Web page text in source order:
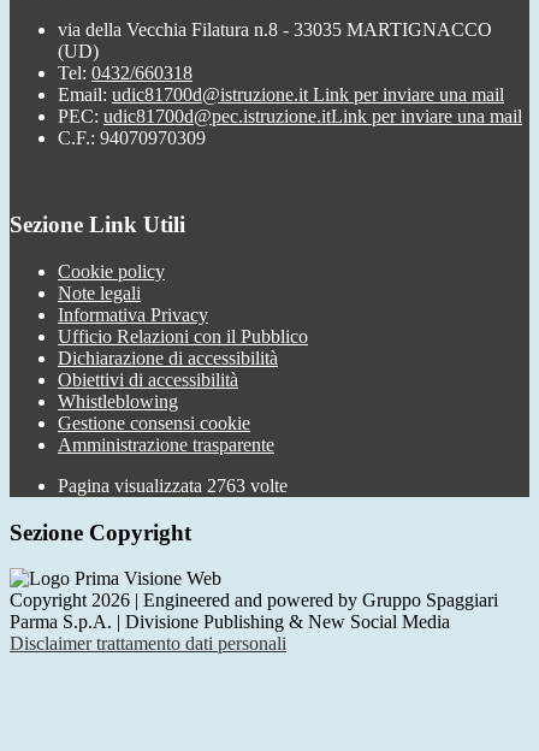
via della Vecchia Filatura n.8 - 33035 MARTIGNACCO
(UD)
Tel: 0432/660318
Email: udic81700d@istruzione.it Link per inviare una mail
PEC: udic81700d@pec.istruzione.itLink per inviare una mail
C.F.: 94070970309
Sezione Link Utili
Cookie policy
Note legali
Informativa Privacy
Ufficio Relazioni con il Pubblico
Dichiarazione di accessibilità
Obiettivi di accessibilità
Whistleblowing
Gestione consensi cookie
Amministrazione trasparente
Pagina visualizzata 2763 volte
Sezione Copyright
Copyright 2026 | Engineered and powered by Gruppo Spaggiari
Parma S.p.A. | Divisione Publishing & New Social Media
Disclaimer trattamento dati personali